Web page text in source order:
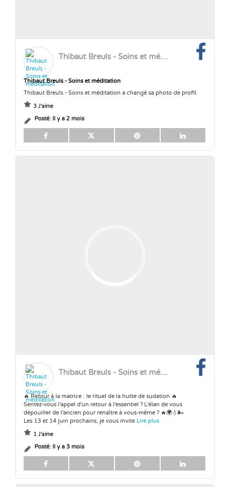
Thibaut Breuls - Soins et méditation
Thibaut Breuls - Soins et méditation
Thibaut Breuls - Soins et méditation a changé sa photo de profil.
3 J'aime
Posté: Il y a 2 mois
Thibaut Breuls - Soins et méditation
🔥 Retour à la matrice : le rituel de la hutte de sudation 🔥
Sentez-vous l'appel d'un retour à l'essentiel ? L'élan de vous
dépouiller de l'ancien pour renaître à vous-même ? 🔥🌍💧🌬️
Les 13 et 14 juin prochains, je vous invite Lire plus
1 J'aime
Posté: Il y a 3 mois